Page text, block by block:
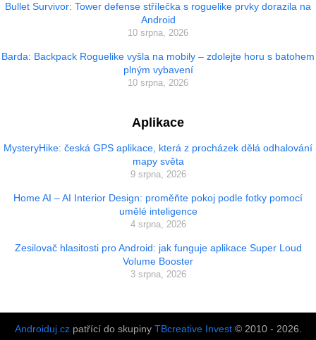
Bullet Survivor: Tower defense střílečka s roguelike prvky dorazila na
Android
10 srpna, 2026
Barda: Backpack Roguelike vyšla na mobily – zdolejte horu s batohem
plným vybavení
10 srpna, 2026
Aplikace
MysteryHike: česká GPS aplikace, která z procházek dělá odhalování
mapy světa
9 srpna, 2026
Home AI – AI Interior Design: proměňte pokoj podle fotky pomocí
umělé inteligence
4 srpna, 2026
Zesilovač hlasitosti pro Android: jak funguje aplikace Super Loud
Volume Booster
3 srpna, 2026
Androiduj.czpatřící do skupiny TBcreative Invest© 2010 - 2026.